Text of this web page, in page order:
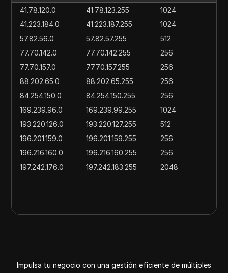
41.78.120.0 41.78.123.255
1024
41.223.184.0
41.223.187.255
1024
57.82.56.0
57.82.57.255
512
77.70.142.0
77.70.142.255
256
77.70.157.0
77.70.157.255
256
88.202.65.0
88.202.65.255
256
84.254.150.0
84.254.150.255
256
169.239.96.0
169.239.99.255
1024
193.220.126.0
193.220.127.255
512
196.201.159.0
196.201.159.255
256
196.216.160.0
196.216.160.255
256
197.242.176.0
197.242.183.255 2048
Impulsa tu negocio con una gestión eficiente de múltiples